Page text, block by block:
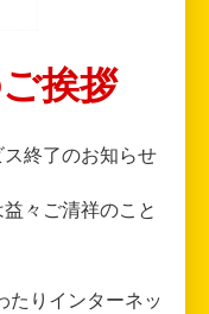
挨拶
終了のお知らせ
々ご清祥のこと
たりインターネッ